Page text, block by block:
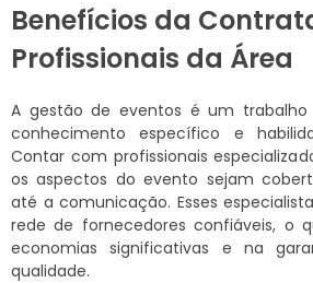
Benefícios da
Profissionais da Área
A gestão de eventos é um trabalho
conhecimento específico e
Contar com profissionais
os aspectos do evento sejam
até a comunicação. Esses
rede de fornecedores confiáveis, o
economias significativas e na
qualidade.